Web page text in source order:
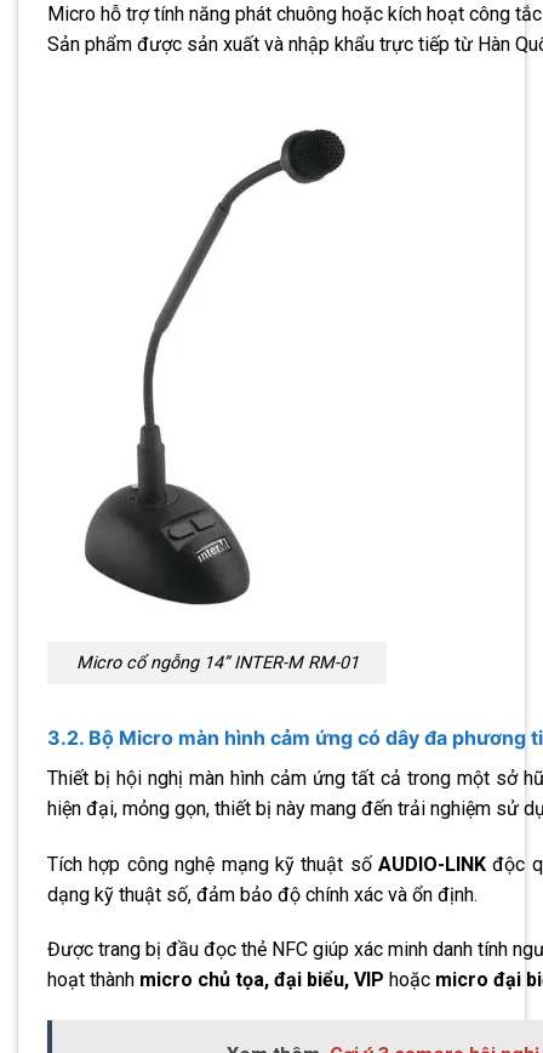
Micro hỗ trợ tính năng phát chuông hoặc kích hoạt công
Sản phẩm được sản xuất và nhập khẩu trực tiếp từ Hàn
Micro cổ ngỗng 14” INTER-M RM-01
3.2. Bộ Micro màn hình cảm ứng có dây đa phương
Thiết bị hội nghị màn hình cảm ứng tất cả trong một sở
hiện đại, mỏng gọn, thiết bị này mang đến trải nghiệm sử
Tích hợp công nghệ mạng kỹ thuật sốAUDIO-LINK độc
dạng kỹ thuật số, đảm bảo độ chính xác và ổn định.
Được trang bị đầu đọc thẻ NFC giúp xác minh danh tính
hoạt thành micro chủ tọa, đại biểu, VIP hoặc micro đại